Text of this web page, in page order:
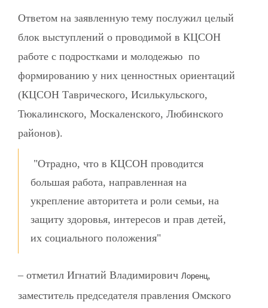
Ответом на заявленную тему послужил целый
блок выступлений о проводимой в КЦСОН
работе с подростками и молодежью по
формированию у них ценностных ориентаций
(КЦСОН Таврического, Исилькульского,
Тюкалинского, Москаленского, Любинского
районов).
"Отрадно, что в КЦСОН проводится
большая работа, направленная на
укрепление авторитета и роли семьи, на
защиту здоровья, интересов и прав детей,
их социального положения"
­– отметил Игнатий Владимирович Лоренц,
заместитель председателя правления Омского